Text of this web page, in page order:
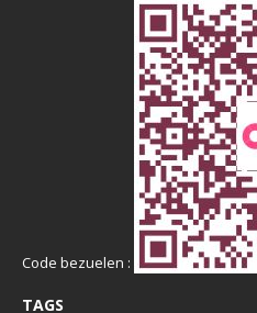
Code bezuelen :
TAGS